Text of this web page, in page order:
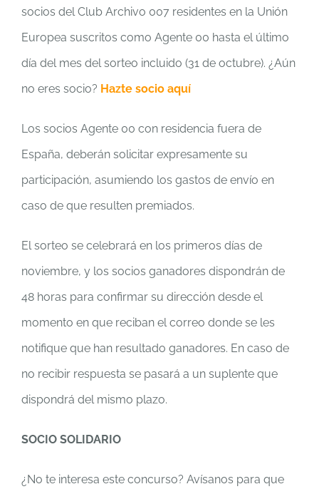
socios del Club Archivo 007 residentes en la Unión
Europea suscritos como Agente 00 hasta el último
día del mes del sorteo incluido (31 de octubre). ¿Aún
no eres socio? Hazte socio aquí
Los socios Agente 00 con residencia fuera de
España, deberán solicitar expresamente su
participación, asumiendo los gastos de envío en
caso de que resulten premiados.
El sorteo se celebrará en los primeros días de
noviembre, y los socios ganadores dispondrán de
48 horas para confirmar su dirección desde el
momento en que reciban el correo donde se les
notifique que han resultado ganadores. En caso de
no recibir respuesta se pasará a un suplente que
dispondrá del mismo plazo.
SOCIO SOLIDARIO
¿No te interesa este concurso? Avísanos para que